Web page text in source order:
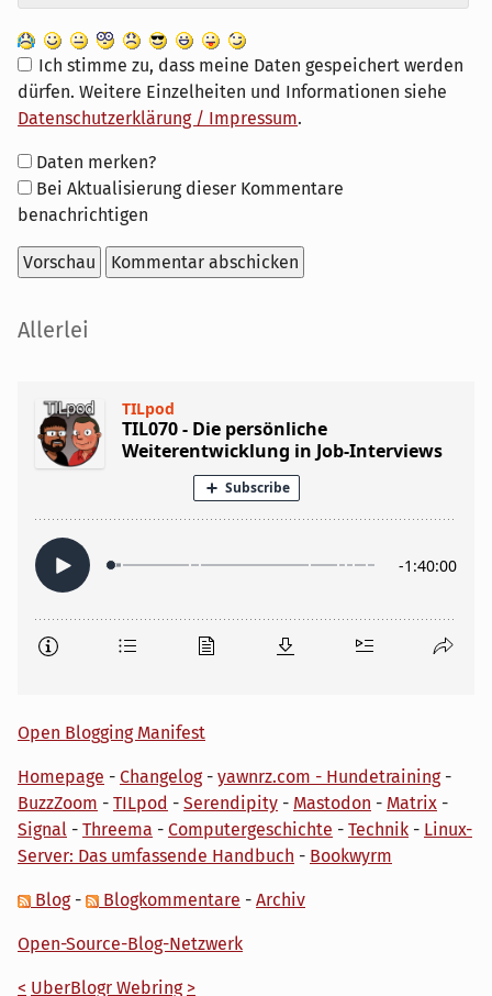
Ich stimme zu, dass meine Daten gespeichert werden
dürfen. Weitere Einzelheiten und Informationen siehe
Datenschutzerklärung / Impressum.
Formular-
Optionen
Daten merken?
Bei Aktualisierung dieser Kommentare
benachrichtigen
Seitenleiste
Allerlei
Open Blogging Manifest
Homepage - Changelog- yawnrz.com - Hundetraining-
BuzzZoom - TILpod - Serendipity - Mastodon - Matrix -
Signal - Threema - Computergeschichte - Technik - Linux-
Server: Das umfassende Handbuch - Bookwyrm
Blog- Blogkommentare - Archiv
Open-Source-Blog-Netzwerk
< UberBlogr Webring >